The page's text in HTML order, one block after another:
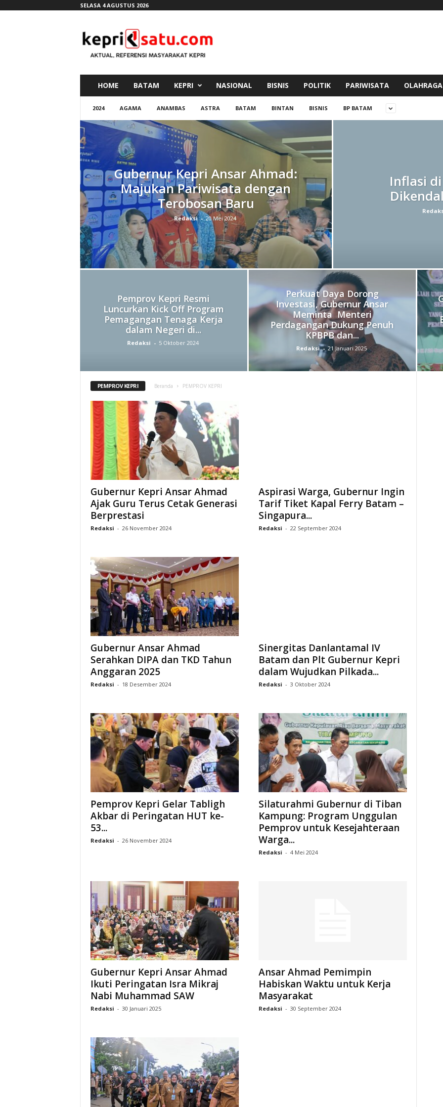
SELASA 4 AGUSTUS 2026
c
m
HOME BATAM KEPRI NASIONAL BISNIS POLITIK PARIWISATA OLAHRAGA
2024 AGAMA ANAMBAS ASTRA BATAM BINTAN BISNIS BP BATAM
Gubernur Kepri Ansar Ahmad:
Majukan Pariwisata dengan
Terobosan Baru
Redaksi - 20 Mei 2024
Inflasi
Pemprov Kepri Resmi
Luncurkan Kick Off Program
Pemagangan Tenaga Kerja
dalam Negeri di...
Redaksi - 5 Oktober 2024
Perkuat Daya Dorong
Investasi, Gubernur Ansar
Meminta Menteri
Perdagangan Dukung Penuh
KPBPB dan...
Redaksi - 21 Januari 2025
PEMPROV KEPRI Beranda PEMPROV KEPRI
Gubernur Kepri Ansar Ahmad
Ajak Guru Terus Cetak Generasi
Berprestasi
Redaksi - 26 November 2024
Aspirasi Warga, Gubernur Ingin
Tarif Tiket Kapal Ferry Batam –
Singapura...
Redaksi - 22 September 2024
Gubernur Ansar Ahmad
Serahkan DIPA dan TKD Tahun
Anggaran 2025
Redaksi - 18 Desember 2024
Sinergitas Danlantamal IV
Batam dan Plt Gubernur Kepri
dalam Wujudkan Pilkada...
Redaksi - 3 Oktober 2024
Pemprov Kepri Gelar Tabligh
Akbar di Peringatan HUT ke-
53...
Redaksi - 26 November 2024
Silaturahmi Gubernur di Tiban
Kampung: Program Unggulan
Pemprov untuk Kesejahteraan
Warga...
Redaksi - 4 Mei 2024
Gubernur Kepri Ansar Ahmad
Ikuti Peringatan Isra Mikraj
Nabi Muhammad SAW
Redaksi - 30 Januari 2025
Ansar Ahmad Pemimpin
Habiskan Waktu untuk Kerja
Masyarakat
Redaksi - 30 September 2024